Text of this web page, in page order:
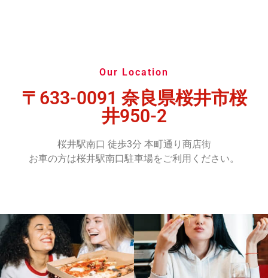
ます！ご馳走
Respect！
Our Location
〒633-0091 奈良県桜井市桜
井950-2
桜井駅南口 徒歩3分 本町通り商店街
お車の方は桜井駅南口駐車場をご利用ください。